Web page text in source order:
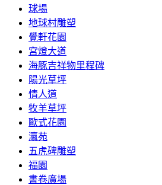
球場
地球村雕塑
覺軒花園
宮燈大道
海豚吉祥物里程碑
陽光草坪
情人道
牧羊草坪
歐式花園
瀛苑
五虎碑雕塑
福園
書卷廣場